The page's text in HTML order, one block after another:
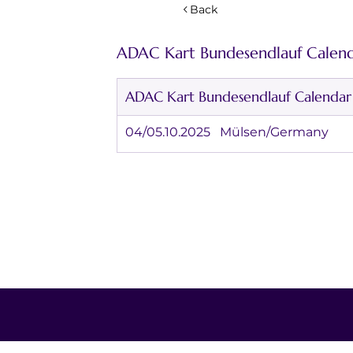
Back
ADAC Kart Bundesendlauf
ADAC Kart Bundesendlauf Calendar
04/05.10.2025	Mülsen/Germany